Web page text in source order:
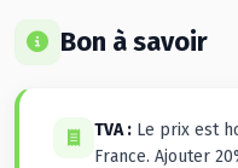
Bon à savoir
TVA : Le prix est
France. Ajouter